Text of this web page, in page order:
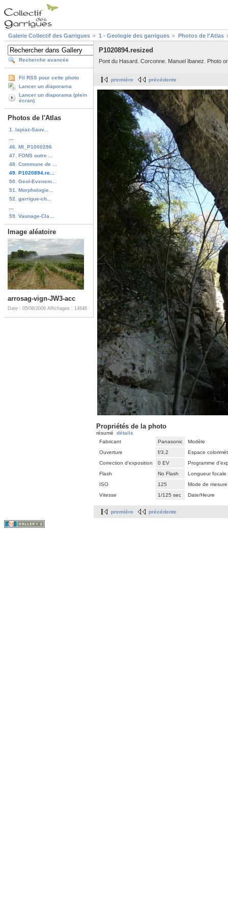
Galerie Collectif des Garrigues 1 - Geologie des garrigues Photos de l'Atlas
Recherche avancée
Fil RSS pour cette photo
Lancer un diaporama
Lancer un diaporama (plein
écran)
Photos de l'Atlas
1. lapiaz-Sauv...
46. MI_P1000296
47. FONS outre ...
48. Commune de ...
49. P1020894.re...
50. Geol-Evenem...
51. Morphologie...
52. garrigue-ch...
59. Vaunage-Cla...
Image aléatoire
arrosag-vign-JW3-acc
Date : 05/08/2006 Affichages : 14648
P1020894.resized
Pont du Hasard. Corconne. Manuel Ibanez. Photo
première précédente
Propriétés de la photo
résumé détails
Fabricant
Panasonic
Modèle
Ouverture
f/3,2
Espace
Correction d'exposition
0 EV
Programme
Flash
No Flash
Longueur focale
ISO
125
Mode de mesure
Vitesse
1/125 sec Date/Heure
première précédente